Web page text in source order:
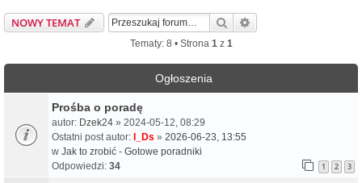
NOWY TEMAT Szukaj
Tematy: 8 • Strona 1z 1
Ogłoszenia
Prośba o poradę
autor: Dzek24 » 2024-05-12, 08:29
Ostatni post autor: I_Ds » 2026-06-23, 13:55
w Jak to zrobić - Gotowe poradniki
Odpowiedzi: 34 1 2 3